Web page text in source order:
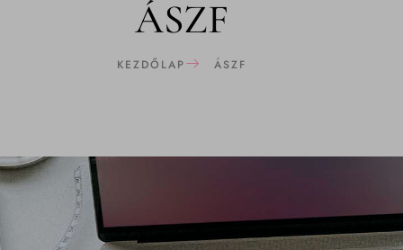
ÁSZF
KEZDŐLAP ÁSZF